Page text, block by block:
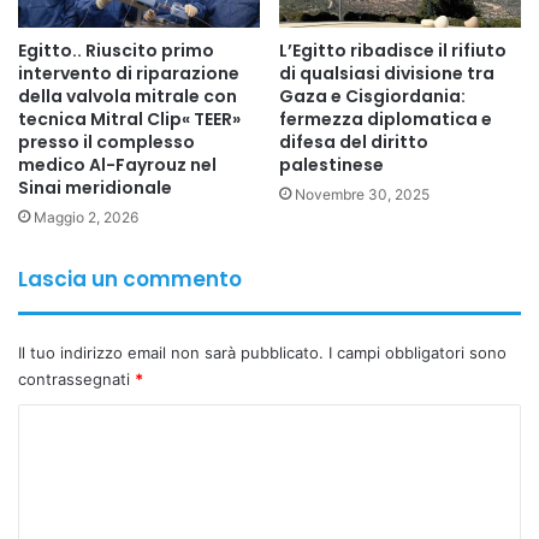
in linea con le direttive della leadership politica dei due
Paesi, con l’obiettivo di garantire un funzionamento
economico ottimale della rete unificata.
L’importanza strategica dell’interconnessione va ben oltre
lo scambio bilaterale. Il progetto costituisce il nucleo di
una futura rete elettrica che potrebbe collegare Africa,
mercato elettrico arabo comune. In questo scenario,
geografica e le infrastrutture già sviluppate negli ultimi
anni.
Egitto.. Riuscito primo
intervento di riparazione
della valvola mitrale con
tecnica Mitral Clip« TEER»
presso il complesso
medico Al-Fayrouz nel
Sinai meridionale
Maggio 2, 2026
L’Egitto ribadisce il rifiuto
di qualsiasi divisione tra
Gaza e Cisgiordania:
fermezza diplomatica e
difesa del diritto
palestinese
Novembre 30, 2025
Lascia un commento
Il tuo indirizzo email non sarà pubblicato. I campi obbligatori sono
contrassegnati *